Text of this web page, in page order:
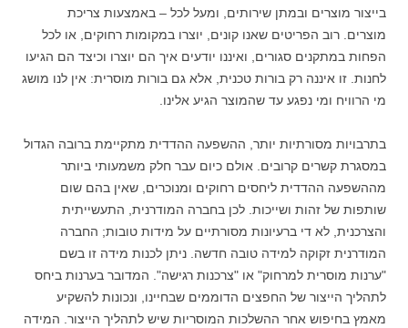
בייצור מוצרים ובמתן שירותים, ומעל לכל – באמצעות צריכת
מוצרים. רוב הפריטים שאנו קונים, יוצרו במקומות רחוקים, או לכל
הפחות במתקנים סגורים, ואיננו יודעים איך הם יוצרו וכיצד הם הגיעו
לחנות. זו איננה רק בורות טכנית, אלא גם בורות מוסרית: אין לנו מושג
מי הרוויח ומי נפגע עד שהמוצר הגיע אלינו.
בתרבויות מסורתיות יותר, ההשפעה ההדדית מתקיימת ברובה הגדול
במסגרת קשרים קרובים. אולם כיום עבר חלק משמעותי ביותר
מההשפעה ההדדית ליחסים רחוקים ומנוכרים, שאין בהם שום
שותפות של זהות ושייכות. לכן בחברה המודרנית, התעשייתית
והצרכנית, לא די ברעיונות מסורתיים על מידות טובות; החברה
המודרנית זקוקה למידה טובה חדשה. ניתן לכנות מידה זו בשם
"ערנות מוסרית למרחוק" או "צרכנות רגישה". המדובר בערנות ביחס
לתהליך הייצור של החפצים הדוממים שבחיינו, ונכונות להשקיע
מאמץ בחיפוש אחר ההשלכות המוסריות שיש לתהליך הייצור. המידה